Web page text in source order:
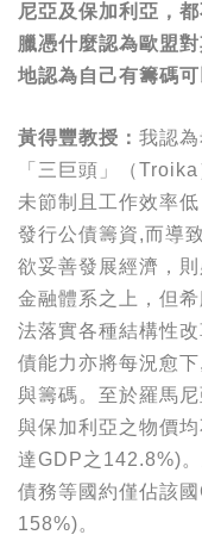
尼亞及保加利亞，
臘憑什麼認為歐盟
地認為自己有籌碼
黃得豐教授： 我認
「三巨頭」（
未節制且工作效率
發行公債籌資,而導
欲妥善發展經濟，
金融體系之上，但
法落實各種結構性
債能力亦將每況愈
與籌碼。至於羅馬
與保加利亞之物價
達GDP之142.8%)
債務等國約僅佔該
158%)。